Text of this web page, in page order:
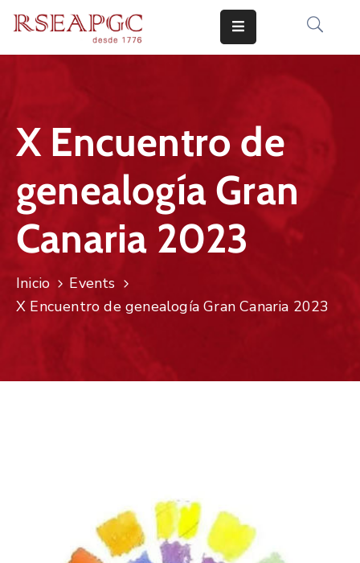
COMUNICADOS
CONOCERNOS
EDICIONES
CONTACTO
X Encuentro de
genealogía Gran
Canaria 2023
Inicio
Events
X Encuentro de genealogía Gran Canaria 2023